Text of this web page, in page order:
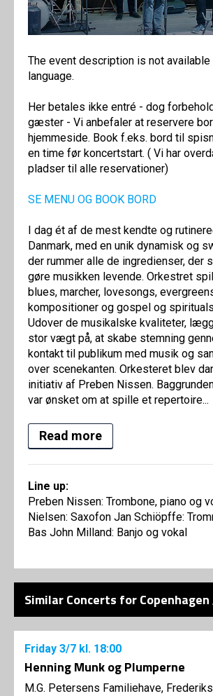
The event description is not available
language.
Her betales ikke entré - dog
gæster - Vi anbefaler at reservere
hjemmeside. Book f.eks. bord til
en time før koncertstart. ( Vi har
pladser til alle reservationer)
SE MENU OG BOOK BORD
I dag ét af de mest kendte og
Danmark, med en unik dynamisk og
der rummer alle de ingredienser, der
gøre musikken levende. Orkestret
blues, marcher, lovesongs,
kompositioner og gospel og
Udover de musikalske kvaliteter,
stor vægt på, at skabe stemning
kontakt til publikum med musik og
over scenekanten. Orkesteret blev
initiativ af Preben Nissen.
var ønsket om at spille et repertoire...
Read more
Line up:
Preben Nissen: Trombone, piano og
Nielsen: Saxofon Jan Schiöpffe:
Bas John Milland: Banjo og vokal
Similar Concerts for
Friday 3/7 kl. 18:00
Henning Munk og Plumperne
M.G. Petersens Familiehave,